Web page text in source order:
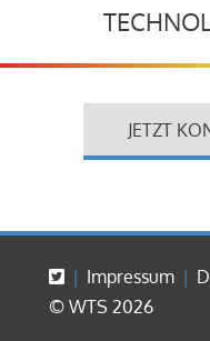
JETZT
Impressum
© WTS 2026